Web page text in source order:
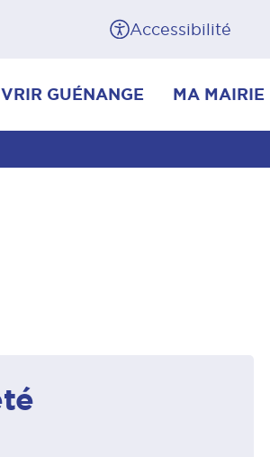
Accessibilité
GUÉNANGE MA MAIRIE